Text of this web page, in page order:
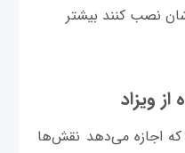
نصب کنند بیشتر
ویزاد
اجازه می‌دهد نقش‌ها